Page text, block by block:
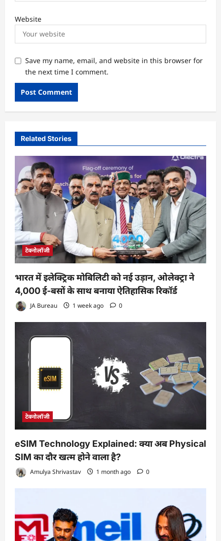
Website
Save my name, email, and website in this browser for
the next time I comment.
Related Stories
टेक्नोलॉजी
भारत में इलेक्ट्रिक मोबिलिटी को नई उड़ान, ओलेक्ट्रा ने
4,000 ई-बसों के साथ बनाया ऐतिहासिक रिकॉर्ड
JA Bureau 1 week ago 0
टेक्नोलॉजी
eSIM Technology Explained: क्या अब Physical
SIM का दौर खत्म होने वाला है?
Amulya Shrivastav 1 month ago 0